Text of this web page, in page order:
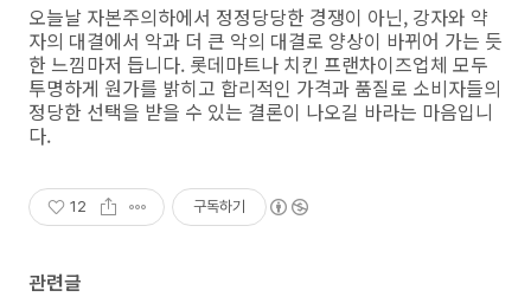
오늘날 자본주의하에서 정정당당한 경쟁이 아닌, 강자와 약
자의 대결에서 악과 더 큰 악의 대결로 양상이 바뀌어 가는 듯
한 느낌마저 듭니다. 롯데마트나 치킨 프랜차이즈업체 모두
투명하게 원가를 밝히고 합리적인 가격과 품질로 소비자들의
정당한 선택을 받을 수 있는 결론이 나오길 바라는 마음입니
다.
12 구독하기
관련글